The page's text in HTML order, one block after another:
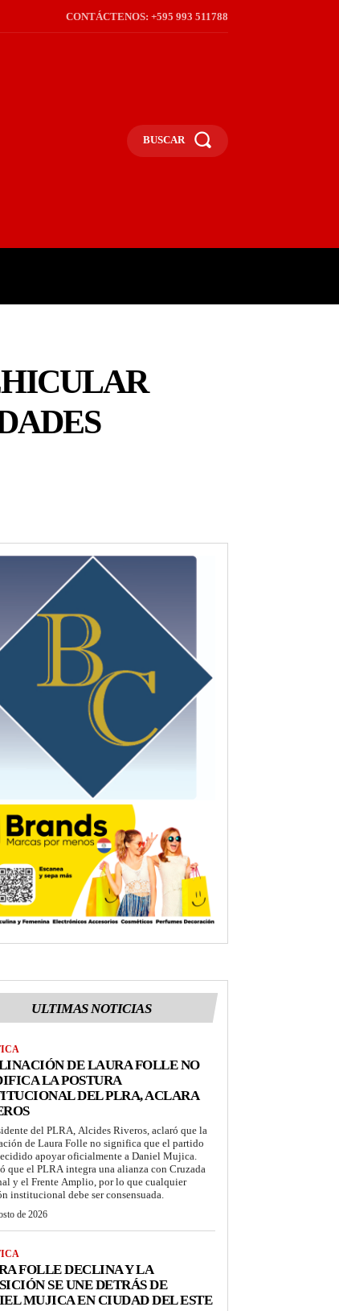
CONTÁCTENOS: +595 993 511788
BUSCAR
ULTIMAS NOTICIAS
DE LAURA FOLLE NO
LA POSTURA
DEL PLRA, ACLARA
del PLRA, Alcides Riveros, aclaró que la
de Laura Folle no significa que el partido
apoyar oficialmente a Daniel Mujica.
que el PLRA integra una alianza con Cruzada
y el Frente Amplio, por lo que cualquier
institucional debe ser consensuada.
de 2026
FOLLE DECLINA Y LA
SE UNE DETRÁS DE
MUJICA EN CIUDAD DEL ESTE